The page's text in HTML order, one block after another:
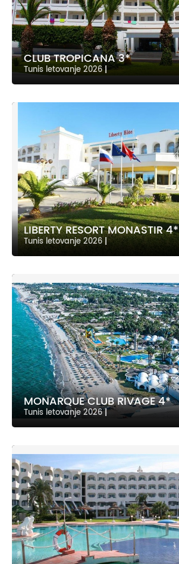
CLUB TROPICANA 3*
Tunis letovanje 2026|
LIBERTY RESORT MONASTIR 4*
Tunis letovanje 2026|
MONARQUE CLUB RIVAGE 4*
Tunis letovanje 2026|